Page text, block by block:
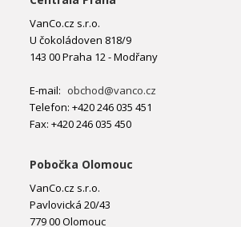
VanCo.cz s.r.o.
U čokoládoven 818/9
143 00 Praha 12 - Modřany
E-mail: obchod@vanco.cz
Telefon: +420 246 035 451
Fax: +420 246 035 450
Pobočka Olomouc
VanCo.cz s.r.o.
Pavlovická 20/43
779 00 Olomouc